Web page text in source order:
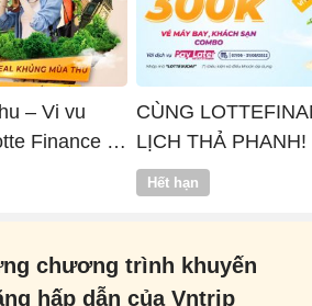
– Vi vu
Finance x
CÙNG
LỊCH THẢ PHANH!
Hết hạn
chương trình khuyến
hấp dẫn của Vntrip